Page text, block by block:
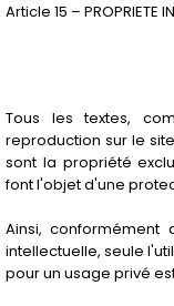
Article 15 – PROPRIETE
Tous les textes,
reproduction sur le
sont la propriété
font l'objet d'une
Ainsi,
intellectuelle, seule
pour un usage privé